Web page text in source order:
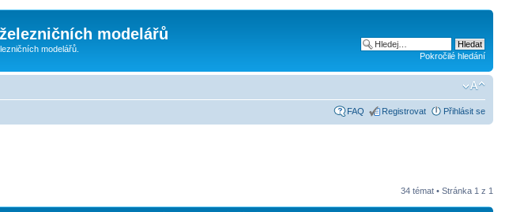
modelářů
modelářů.
Pokročilé hledání
FAQ Registrovat Přihlásit se
34 témat • Stránka 1 z 1